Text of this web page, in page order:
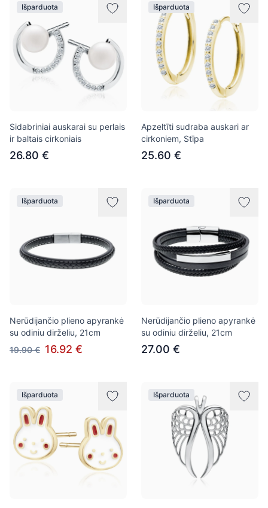
Išparduota
Sidabriniai auskarai su perlais
ir baltais cirkoniais
26.80 €
Išparduota
Apzeltīti sudraba auskari ar
cirkoniem, Stīpa
25.60 €
Išparduota
Nerūdijančio plieno apyrankė
su odiniu dirželiu, 21cm
19.90 € 16.92 €
Išparduota
Nerūdijančio plieno apyrankė
su odiniu dirželiu, 21cm
27.00 €
Išparduota Išparduota